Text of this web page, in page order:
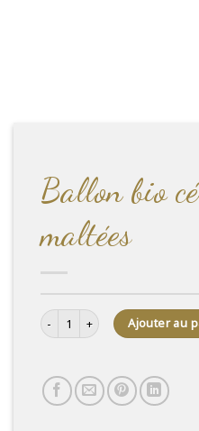
Ballon bio
maltées
quantité de Ballon bio céréales
Ajouter au